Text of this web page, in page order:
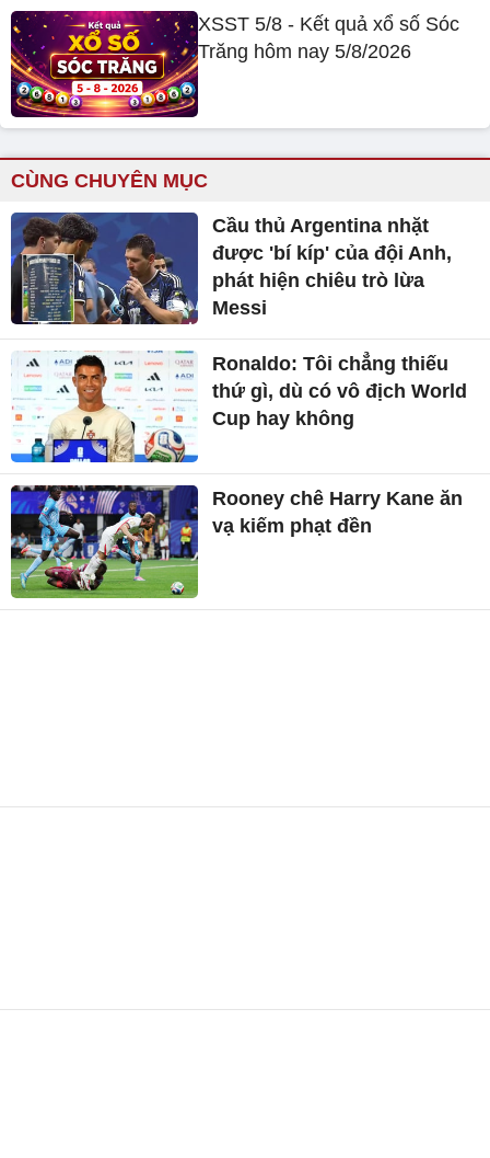
XSST 5/8 - Kết quả xổ số Sóc
Trăng hôm nay 5/8/2026
CÙNG CHUYÊN MỤC
Cầu thủ Argentina nhặt
được 'bí kíp' của đội Anh,
phát hiện chiêu trò lừa
Messi
Ronaldo: Tôi chẳng thiếu
thứ gì, dù có vô địch World
Cup hay không
Rooney chê Harry Kane ăn
vạ kiếm phạt đền